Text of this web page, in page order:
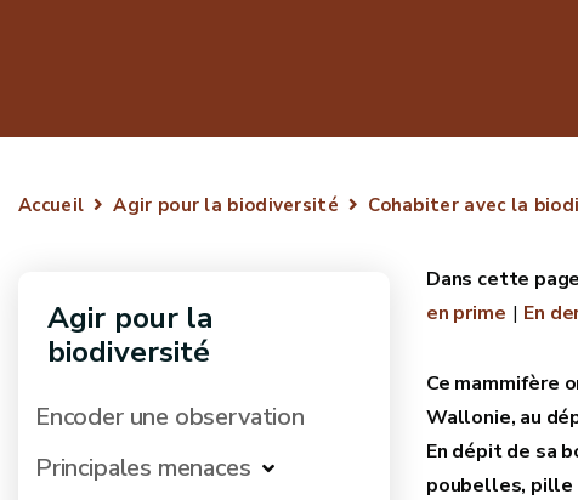
Accueil Agir pour la biodiversité Cohabiter avec la
Agir pour la
biodiversité
Encoder une observation
Principales menaces
en prime
En
Ce mammifère
Wallonie, au
En dépit de sa
poubelles, pille